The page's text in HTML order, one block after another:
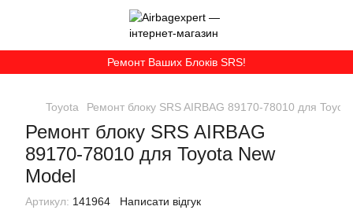
Ремонт Ваших Блоків SRS!
Toyota Ремонт блоку SRS AIRBAG 89170-78010 для
Ремонт блоку SRS AIRBAG
89170-78010 для Toyota New
Model
Артикул: 141964 Написати відгук